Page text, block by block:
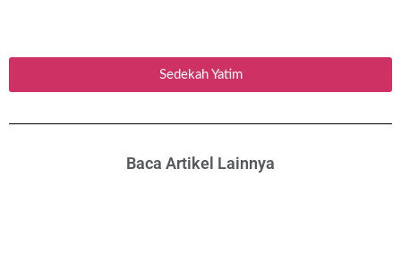
Sedekah Yatim
Baca Artikel Lainnya